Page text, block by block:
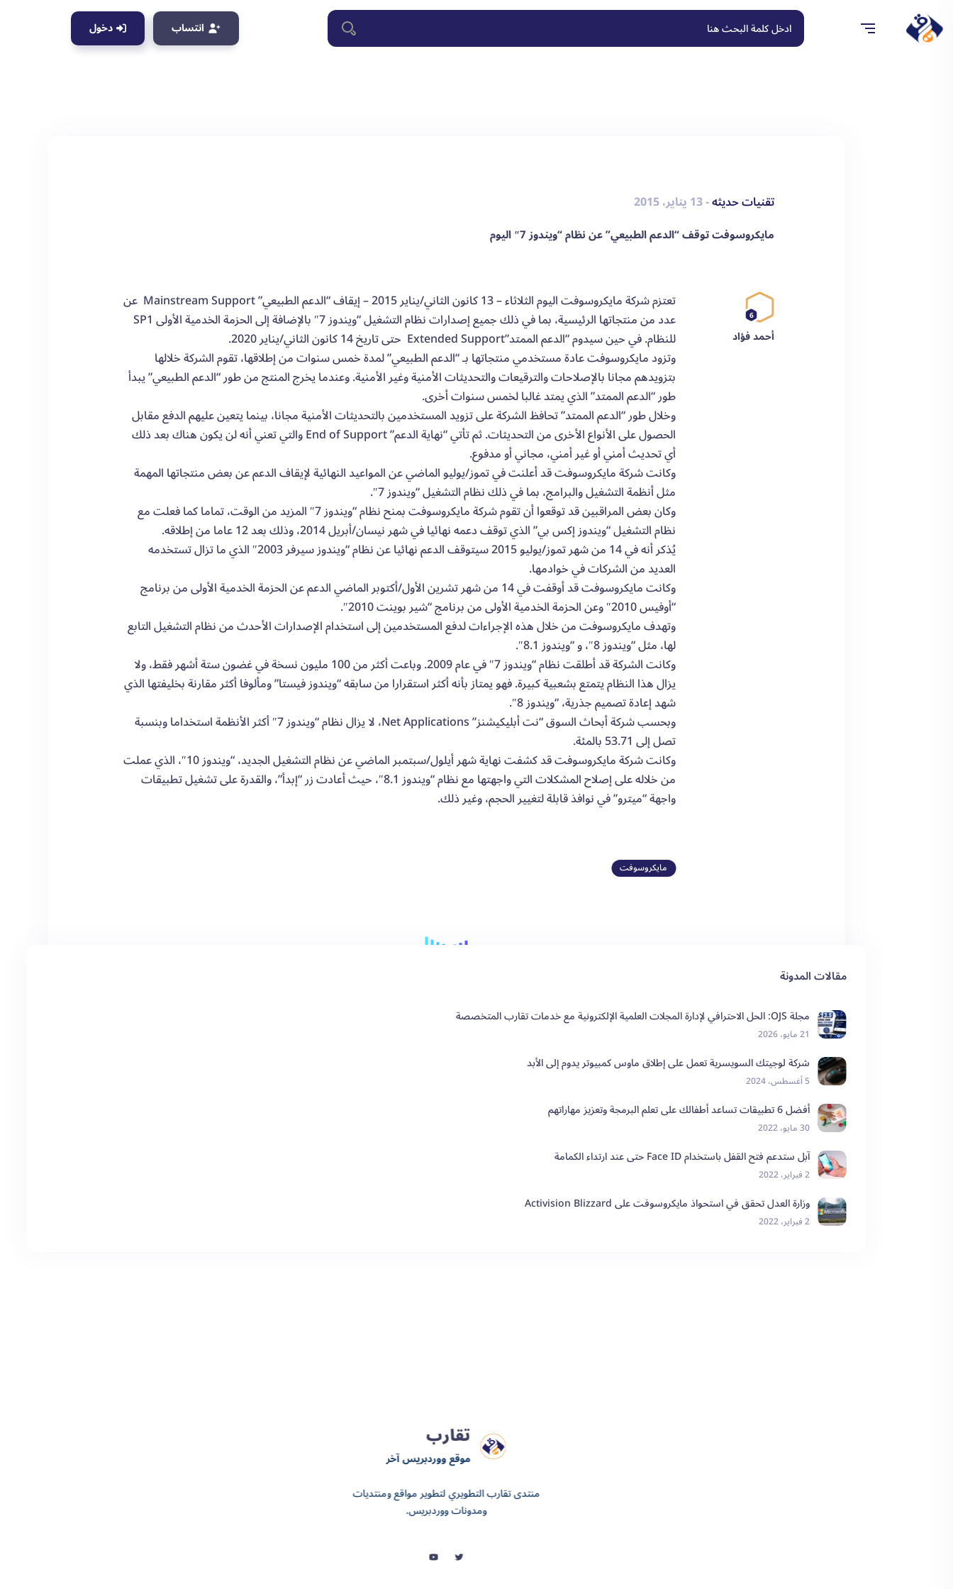
انتساب دخول
تقنيات حديثه- 13 يناير، 2015
مايكروسوفت توقف “الدعم الطبيعي” عن نظام “ويندوز 7″ اليوم
6
أحمد فؤاد
تعتزم شركة مايكروسوفت اليوم الثلاثاء – 13 كانون الثاني/يناير 2015 – إيقاف “الدعم الطبيعي” Mainstream Support عن
عدد من منتجاتها الرئيسية، بما في ذلك جميع إصدارات نظام التشغيل “ويندوز 7″ بالإضافة إلى الحزمة الخدمية الأولى SP1
للنظام. في حين سيدوم “الدعم الممتد”Extended Support حتى تاريخ 14 كانون الثاني/يناير 2020.
وتزود مايكروسوفت عادة مستخدمي منتجاتها بـ “الدعم الطبيعي” لمدة خمس سنوات من إطلاقها، تقوم الشركة خلالها
بتزويدهم مجانا بالإصلاحات والترقيعات والتحديثات الأمنية وغير الأمنية. وعندما يخرج المنتج من طور “الدعم الطبيعي” يبدأ
طور “الدعم الممتد” الذي يمتد غالبا لخمس سنوات أخرى.
وخلال طور “الدعم الممتد” تحافظ الشركة على تزويد المستخدمين بالتحديثات الأمنية مجانا، بينما يتعين عليهم الدفع مقابل
الحصول على الأنواع الأخرى من التحديثات. ثم تأتي “نهاية الدعم” End of Support والتي تعني أنه لن يكون هناك بعد ذلك
أي تحديث أمني أو غير أمني، مجاني أو مدفوع.
وكانت شركة مايكروسوفت قد أعلنت في تموز/يوليو الماضي عن المواعيد النهائية لإيقاف الدعم عن بعض منتجاتها المهمة
مثل أنظمة التشغيل والبرامج، بما في ذلك نظام التشغيل “ويندوز 7″.
وكان بعض المراقبين قد توقعوا أن تقوم شركة مايكروسوفت بمنح نظام “ويندوز 7″ المزيد من الوقت، تماما كما فعلت مع
نظام التشغيل “ويندوز إكس بي” الذي توقف دعمه نهائيا في شهر نيسان/أبريل 2014، وذلك بعد 12 عاما من إطلاقه.
يُذكر أنه في 14 من شهر تموز/يوليو 2015 سيتوقف الدعم نهائيا عن نظام “ويندوز سيرفر 2003″ الذي ما تزال تستخدمه
العديد من الشركات في خوادمها.
وكانت مايكروسوفت قد أوقفت في 14 من شهر تشرين الأول/أكتوبر الماضي الدعم عن الحزمة الخدمية الأولى من برنامج
“أوفيس 2010″ وعن الحزمة الخدمية الأولى من برنامج “شير بوينت 2010″.
وتهدف مايكروسوفت من خلال هذه الإجراءات لدفع المستخدمين إلى استخدام الإصدارات الأحدث من نظام التشغيل التابع
لها، مثل “ويندوز 8″، و “ويندوز 8.1″.
وكانت الشركة قد أطلقت نظام “ويندوز 7″ في عام 2009. وباعت أكثر من 100 مليون نسخة في غضون ستة أشهر فقط، ولا
يزال هذا النظام يتمتع بشعبية كبيرة. فهو يمتاز بأنه أكثر استقرارا من سابقه “ويندوز فيستا” ومألوفا أكثر مقارنة بخليفتها الذي
شهد إعادة تصميم جذرية، “ويندوز 8″.
وبحسب شركة أبحاث السوق “نت أبليكيشنز” Net Applications، لا يزال نظام “ويندوز 7″ أكثر الأنظمة استخداما وبنسبة
تصل إلى 53.71 بالمئة.
وكانت شركة مايكروسوفت قد كشفت نهاية شهر أيلول/سبتمبر الماضي عن نظام التشغيل الجديد، “ويندوز 10″، الذي عملت
من خلاله على إصلاح المشكلات التي واجهتها مع نظام “ويندوز 8.1″، حيث أعادت زر “إبدأ”، والقدرة على تشغيل تطبيقات
واجهة “ميترو” في نوافذ قابلة لتغيير الحجم، وغير ذلك.
مايكروسوفت
مقالات المدونة
مجلة OJS: الحل الاحترافي لإدارة المجلات العلمية الإلكترونية مع خدمات تقارب المتخصصة
21 مايو، 2026
شركة لوجيتك السويسرية تعمل على إطلاق ماوس كمبيوتر يدوم إلى الأبد
5 أغسطس، 2024
أفضل 6 تطبيقات تساعد أطفالك على تعلم البرمجة وتعزيز مهاراتهم
30 مايو، 2022
آبل ستدعم فتح القفل باستخدام Face ID حتى عند ارتداء الكمامة
2 فبراير، 2022
وزارة العدل تحقق في استحواذ مايكروسوفت على Activision Blizzard
2 فبراير، 2022
تقارب
موقع ووردبريس آخر
منتدى تقارب التطويري لتطوير مواقع ومنتديات
ومدونات ووردبريس.